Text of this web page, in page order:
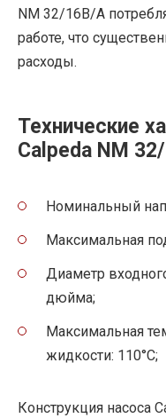
NM 32/16B/A
работе, что
расходы.
Технические
Calpeda NM
Номинальный
Максимальная
Диаметр
дюйма;
Максимальная
жидкости: 110°C;
Конструкция насоса